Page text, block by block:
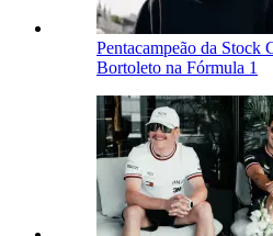
Pentacampeão da Stock
Bortoleto na Fórmula 1